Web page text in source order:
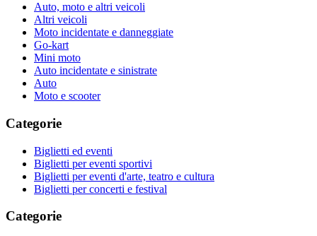
Auto, moto e altri veicoli
Altri veicoli
Moto incidentate e danneggiate
Go-kart
Mini moto
Auto incidentate e sinistrate
Auto
Moto e scooter
Categorie
Biglietti ed eventi
Biglietti per eventi sportivi
Biglietti per eventi d'arte, teatro e cultura
Biglietti per concerti e festival
Categorie